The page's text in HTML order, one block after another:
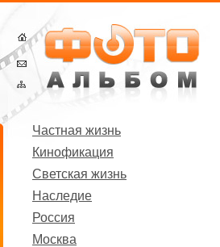
Частная жизнь
Кинофикация
Светская жизнь
Наследие
Россия
Москва